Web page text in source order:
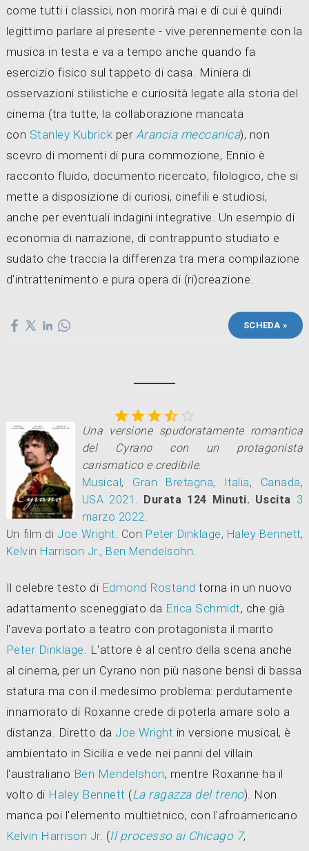
come tutti i classici, non morirà mai e di cui è quindi
legittimo parlare al presente - vive perennemente con la
musica in testa e va a tempo anche quando fa
esercizio fisico sul tappeto di casa. Miniera di
osservazioni stilistiche e curiosità legate alla storia del
cinema (tra tutte, la collaborazione mancata
con Stanley Kubrick per Arancia meccanica), non
scevro di momenti di pura commozione, Ennio è
racconto fluido, documento ricercato, filologico, che si
mette a disposizione di curiosi, cinefili e studiosi,
anche per eventuali indagini integrative. Un esempio di
economia di narrazione, di contrappunto studiato e
sudato che traccia la differenza tra mera compilazione
d'intrattenimento e pura opera di (ri)creazione.
SCHEDA »

Una versione spudoratamente romantica
del Cyrano con un protagonista
carismatico e credibile.
Musical, Gran Bretagna, Italia, Canada,
USA 2021 Durata 124 Minuti. Uscita 3
marzo 2022
Un film di Joe Wright Con Peter Dinklage, Haley Bennett,
Kelvin Harrison Jr. , Ben Mendelsohn
Il celebre testo di Edmond Rostand torna in un nuovo
adattamento sceneggiato da Erica Schmidt, che già
l'aveva portato a teatro con protagonista il marito
Peter Dinklage . L'attore è al centro della scena anche
al cinema, per un Cyrano non più nasone bensì di bassa
statura ma con il medesimo problema: perdutamente
innamorato di Roxanne crede di poterla amare solo a
distanza. Diretto da Joe Wright in versione musical, è
ambientato in Sicilia e vede nei panni del villain
l'australiano Ben Mendelshon, mentre Roxanne ha il
volto di Haley Bennett (La ragazza del treno). Non
manca poi l'elemento multietnico, con l'afroamericano
Kelvin Harrison Jr. (Il processo ai Chicago 7,